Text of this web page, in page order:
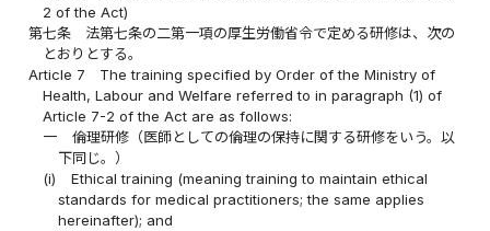
2 of the Act)
第七条
法第七条の二第一項の厚生労働省令で定める研修は、次の
とおりとする。
Article 7
The training specified by Order of the Ministry of
Health, Labour and Welfare referred to in paragraph (1) of
Article 7-2 of the Act are as follows:
一
倫理研修（医師としての倫理の保持に関する研修をいう。以
下同じ。）
(i)
Ethical training (meaning training to maintain ethical
standards for medical practitioners; the same applies
hereinafter); and